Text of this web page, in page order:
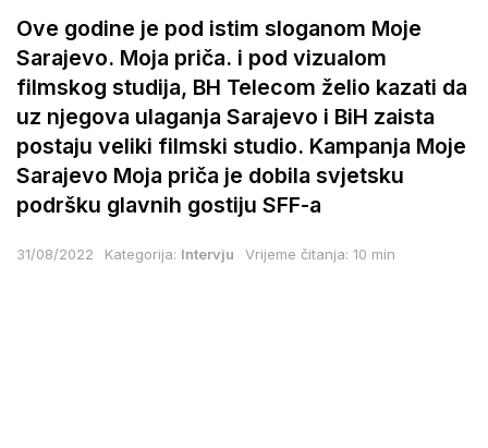
Ove godine je pod istim sloganom Moje
Sarajevo. Moja priča. i pod vizualom
filmskog studija, BH Telecom želio kazati da
uz njegova ulaganja Sarajevo i BiH zaista
postaju veliki filmski studio. Kampanja Moje
Sarajevo Moja priča je dobila svjetsku
podršku glavnih gostiju SFF-a
31/08/2022 Kategorija: Intervju Vrijeme čitanja: 10 min